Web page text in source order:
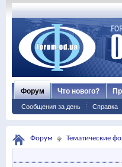
Форум
Сообщения за день Справка
Что нового?
Форум Тематические